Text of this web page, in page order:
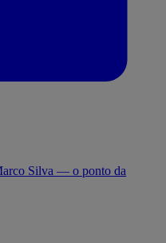
Silva — o ponto da